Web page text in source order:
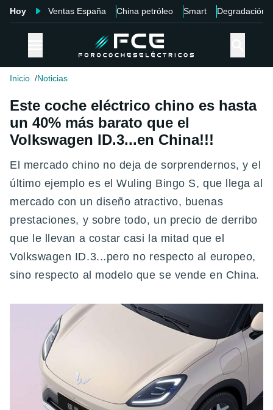
Hoy Ventas España China petróleo Smart Degradación
Inicio Noticias
Este coche eléctrico chino es hasta
un 40% más barato que el
Volkswagen ID.3...en China!!!
El mercado chino no deja de sorprendernos, y el
último ejemplo es el Wuling Bingo S, que llega al
mercado con un diseño atractivo, buenas
prestaciones, y sobre todo, un precio de derribo
que le llevan a costar casi la mitad que el
Volkswagen ID.3...pero no respecto al europeo,
sino respecto al modelo que se vende en China.